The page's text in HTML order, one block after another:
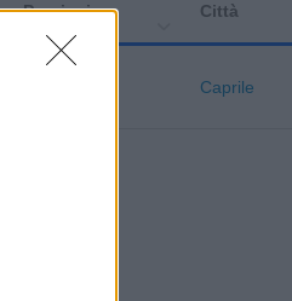
Provincia Città
Caprile